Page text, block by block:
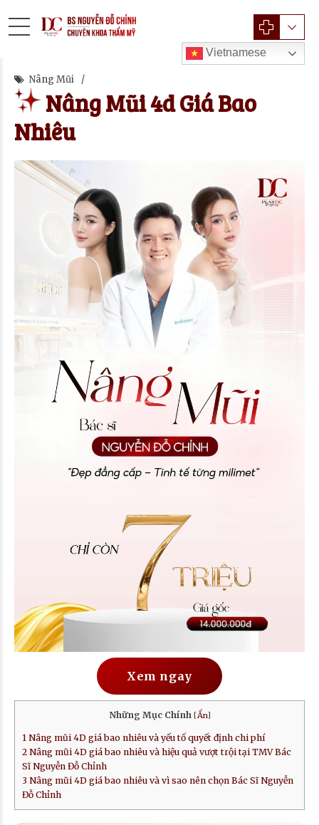
Vietnamese
Nâng Mũi
Nâng Mũi 4d Giá Bao
Nhiêu
Xem ngay
Những Mục Chính [Ẩn]
1 Nâng mũi 4D giá bao nhiêu và yếu tố quyết định chi phí
2 Nâng mũi 4D giá bao nhiêu và hiệu quả vượt trội tại TMV Bác
Sĩ Nguyễn Đỗ Chỉnh
3 Nâng mũi 4D giá bao nhiêu và vì sao nên chọn Bác Sĩ Nguyễn
Đỗ Chỉnh